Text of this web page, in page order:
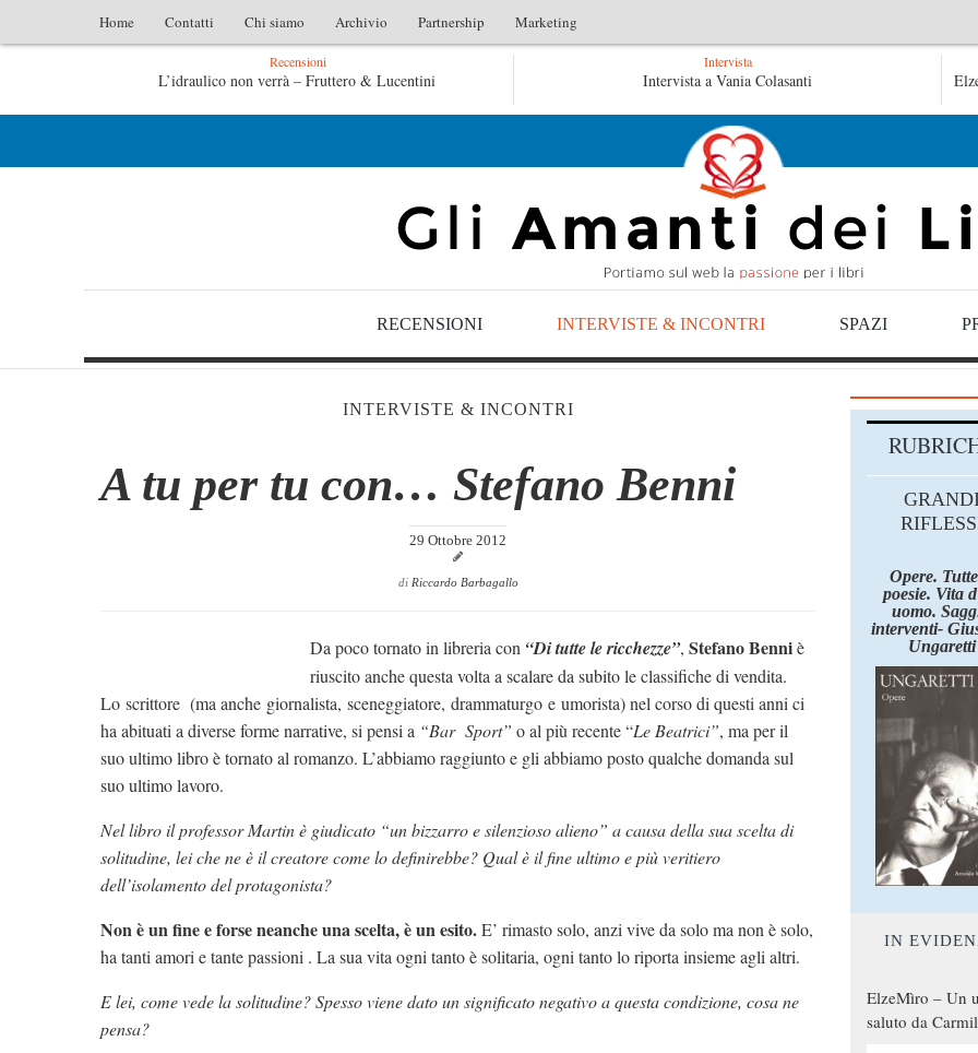
Home Contatti Chi siamo Archivio Partnership Marketing
Recensioni
L’idraulico non verrà – Fruttero & Lucentini Le anime salve di Fabrizio De André – Jan Gaggetta
Intervista
Intervista a Vania Colasanti
RECENSIONI INTERVISTE & INCONTRI SPAZI
INTERVISTE & INCONTRI
A tu per tu con… Stefano Benni
29 Ottobre 2012
di Riccardo Barbagallo
Da poco tornato in libreria con “Di tutte le ricchezze”, Stefano Benniè
riuscito anche questa volta a scalare da subito le classifiche di vendita.
Lo scrittore (ma anche giornalista, sceneggiatore, drammaturgo e umorista) nel corso di questi anni ci
ha abituati a diverse forme narrative, si pensi a “Bar Sport” o al più recente “Le Beatrici”, ma per il
suo ultimo libro è tornato al romanzo. L’abbiamo raggiunto e gli abbiamo posto qualche domanda sul
suo ultimo lavoro.
Nel libro il professor Martin è giudicato “un bizzarro e silenzioso alieno” a causa della sua scelta di
solitudine, lei che ne è il creatore come lo definirebbe? Qual è il fine ultimo e più veritiero
dell’isolamento del protagonista?
Non è un fine e forse neanche una scelta, è un esito.E’ rimasto solo, anzi vive da solo ma non è solo,
ha tanti amori e tante passioni . La sua vita ogni tanto è solitaria, ogni tanto lo riporta insieme agli altri.
E lei, come vede la solitudine? Spesso viene dato un significato negativo a questa condizione, cosa ne
pensa?
Opere.
poesie. Vita
uomo.
interventi-
Ungaretti
IN
ElzeMìro – Un
saluto da